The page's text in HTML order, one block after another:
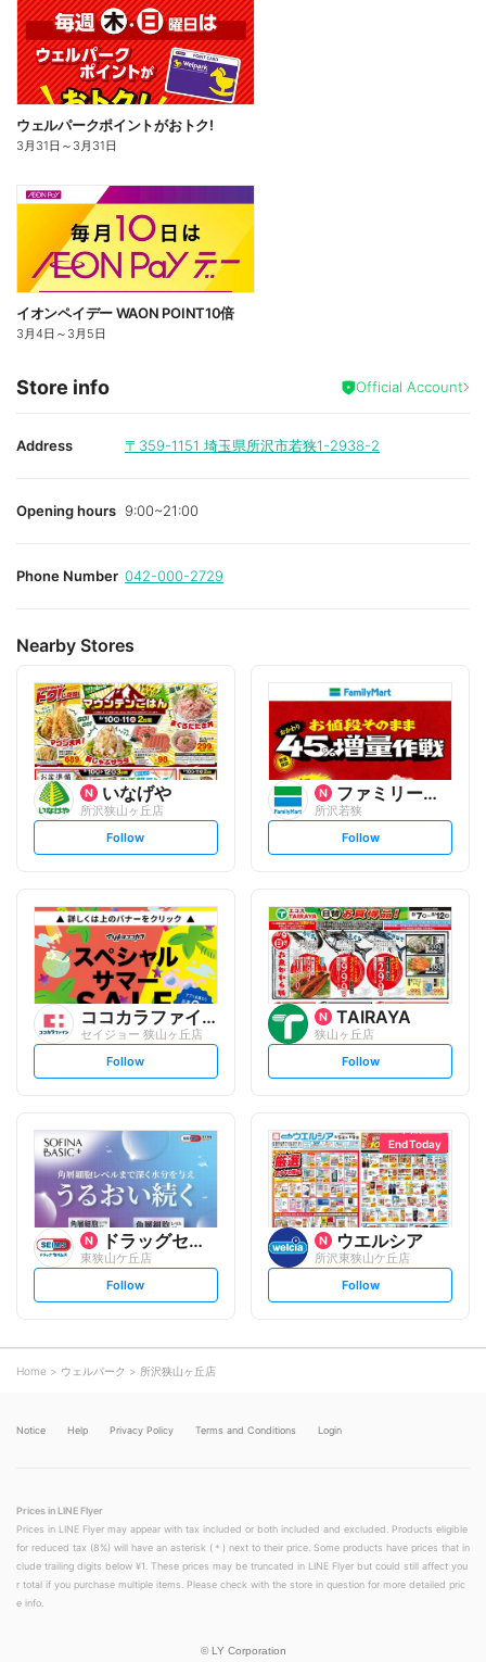
ウェルパークポイントがおトク!
3月31日 ～ 3月31日
イオンペイデー WAON POINT10倍
3月4日 ～ 3月5日
Store info Official Account
Address 〒359-1151 埼玉県所沢市若狭1-2938-2
Opening hours 9:00~21:00
Phone Number 042-000-2729
Nearby Stores
いなげや
所沢狭山ヶ丘店
s
t
l
o
w
Follow
ファミリーマート
所沢若狭
s
t
l
o
w
Follow
ココカラファイン
セイジョー 狭山ヶ丘店
s
t
l
o
w
Follow
TAIRAYA
狭山ヶ丘店
s
t
l
o
w
Follow
ドラッグセイムス
東狭山ケ丘店
s
t
o
Follow
End Today
ウエルシア
所沢東狭山ケ丘店
s
t
Follow
Home ウェルパーク 所沢狭山ヶ丘店
Notice Help Privacy Policy Terms and Conditions Login
Prices in LINE Flyer
Prices in LINE Flyer may appear with tax included or both included and excluded. Products eligible
for reduced tax (8%) will have an asterisk (＊) next to their price. Some products have prices that in
clude trailing digits below ¥1. These prices may be truncated in LINE Flyer but could still affect you
r total if you purchase multiple items. Please check with the store in question for more detailed pric
e info.
© LY Corporation